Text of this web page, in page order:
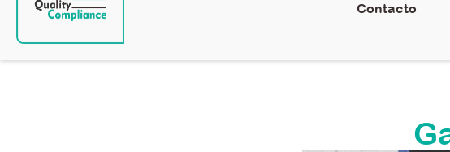
Contacto